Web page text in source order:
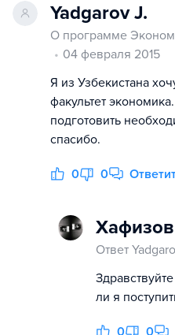
Yadgarov J.
О программе
04 февраля 2015
Я из Узбекистана
факультет
подготовить
спасибо.
0 0
Ответ
ли я
0 0